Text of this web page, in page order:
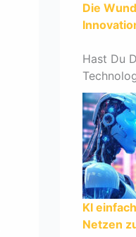
Die
Hast Du
KI
Netzen